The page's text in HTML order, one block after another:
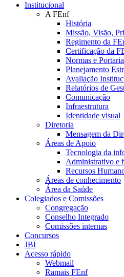
Institucional
A FEnf
História
Missão, Visão,
Regimento da
Certificação da
Normas e
Planejamento
Avaliação
Relatórios de
Comunicação
Infraestrutura
Identidade visual
Diretoria
Mensagem da
Áreas de Apoio
Tecnologia da
Administrativo e
Recursos
Áreas de conhecimento
Área da Saúde
Colegiados e Comissões
Congregação
Conselho Integrado
Comissões internas
Concursos
JBI
Acesso rápido
Webmail
Ramais FEnf